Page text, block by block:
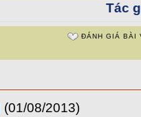
Tác
ĐÁNH GIÁ BÀI
(01/08/2013)